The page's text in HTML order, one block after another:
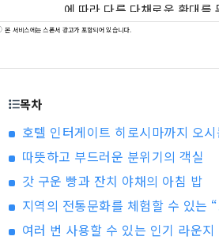
에 따라 다른 다채로운 환대를
이트 라운지 서비스" ■아침
임 10:30a.m~8:00p.m ■애
본 서비스에는 스폰서 광고가 포함되어 있습니다.
목차
호텔 인터게이트 히로시마까지 오시
따뜻하고 부드러운 분위기의 객실
갓 구운 빵과 잔치 야채의 아침 밥
지역의 전통문화를 체험할 수 있는
여러 번 사용할 수 있는 인기 라운지